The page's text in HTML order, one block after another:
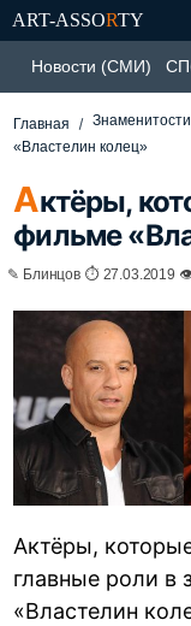
ART-ASSORTY
Новости (СМИ)
Главная Знаменитости
«Властелин колец»
Актёры,
фильме
✎ Блинцов ⏱ 27.03.2019
Актёры,
главные роли в
«Властелин